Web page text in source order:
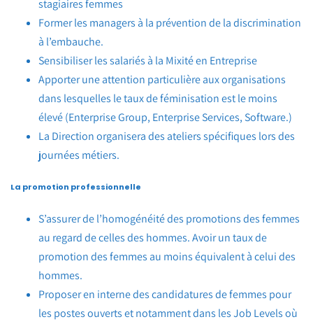
stagiaires femmes
Former les managers à la prévention de la discrimination
à l’embauche.
Sensibiliser les salariés à la Mixité en Entreprise
Apporter une attention particulière aux organisations
dans lesquelles le taux de féminisation est le moins
élevé (Enterprise Group, Enterprise Services, Software.)
La Direction organisera des ateliers spécifiques lors des
journées métiers.
La promotion professionnelle
S’assurer de l’homogénéité des promotions des femmes
au regard de celles des hommes. Avoir un taux de
promotion des femmes au moins équivalent à celui des
hommes.
Proposer en interne des candidatures de femmes pour
les postes ouverts et notamment dans les Job Levels où